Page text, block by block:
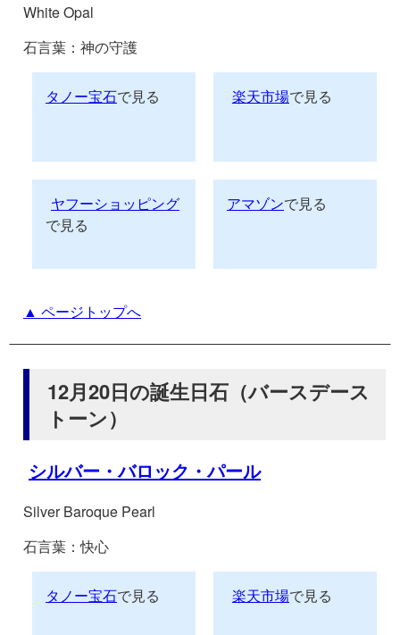
White Opal
石言葉：神の守護
タノー宝石で見る
ヤフーショッピング
で見る
楽天市場で見る
アマゾンで見る
▲ ページトップへ
12月20日の誕生日石（バースデース
トーン）
シルバー・バロック・パール
Silver Baroque Pearl
石言葉：快心
タノー宝石で見る 楽天市場で見る